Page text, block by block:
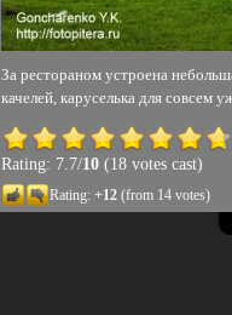
За рестораном устроена
качелей, каруселька для совсем
Rating: 7.7/10(18 votes cast)
Rating: +12(from 14 votes)